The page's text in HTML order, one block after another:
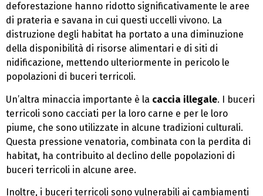
deforestazione hanno ridotto significativamente le aree
di prateria e savana in cui questi uccelli vivono. La
distruzione degli habitat ha portato a una diminuzione
della disponibilità di risorse alimentari e di siti di
nidificazione, mettendo ulteriormente in pericolo le
popolazioni di buceri terricoli.
Un’altra minaccia importante è la caccia illegale. I buceri
terricoli sono cacciati per la loro carne e per le loro
piume, che sono utilizzate in alcune tradizioni culturali.
Questa pressione venatoria, combinata con la perdita di
habitat, ha contribuito al declino delle popolazioni di
buceri terricoli in alcune aree.
Inoltre, i buceri terricoli sono vulnerabili ai cambiamenti